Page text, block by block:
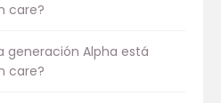
care?
generación Alpha está
care?